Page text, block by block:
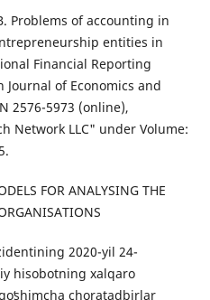
Problems of accounting in
entities in
Financial Reporting
Journal of Economics and
2576-5973 (online),
Network LLC" under Volume:
FOR ANALYSING THE
2020-yil 24-
hisobotning xalqaro
choratadbirlar